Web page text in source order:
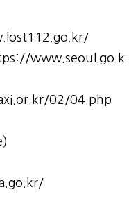
www.seoul.go.k
02/04.php